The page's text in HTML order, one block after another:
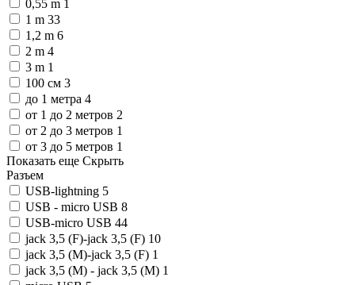
0,55 m 1
1 m 33
1,2 m 6
2 m 4
3 m 1
100 см 3
до 1 метра 4
от 1 до 2 метров 2
от 2 до 3 метров 1
от 3 до 5 метров 1
Показать еще Скрыть
Разъем
USB-lightning 5
USB - micro USB 8
USB-micro USB 44
jack 3,5 (F)-jack 3,5 (F) 10
jack 3,5 (M)-jack 3,5 (F) 1
jack 3,5 (M) - jack 3,5 (M) 1